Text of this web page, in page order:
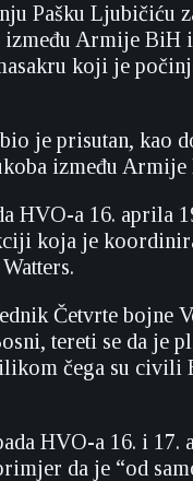
Pašku Ljubičiću
Armije BiH
koji je
je prisutan, kao
između
HVO-a 16. aprila
koja je
Četvrte bojne
tereti se da je
čega su civili
HVO-a 16. i 17.
da je “od